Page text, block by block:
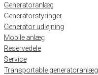
Generatoranlæg
Generatorstyringer
Generator udlejning
Mobile anlæg
Reservedele
Service
Transportable generatoranlæg